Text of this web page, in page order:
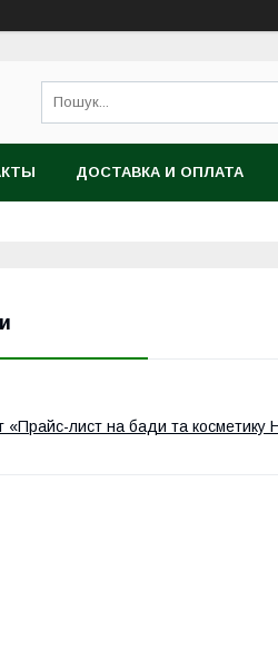
ДОСТАВКА И ОПЛАТА
«Прайс-лист на бади та косметику